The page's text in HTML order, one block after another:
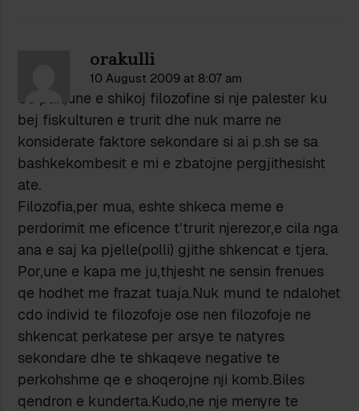
orakulli
10 August 2009 at 8:07 am
Se pari,une e shikoj filozofine si nje palester ku
bej fiskulturen e trurit dhe nuk marre ne
konsiderate faktore sekondare si ai p.sh se sa
bashkekombesit e mi e zbatojne pergjithesisht
ate.
Filozofia,per mua, eshte shkeca meme e
perdorimit me eficence t’trurit njerezor,e cila nga
ana e saj ka pjelle(polli) gjithe shkencat e tjera.
Por,une e kapa me ju,thjesht ne sensin frenues
qe hodhet me frazat tuaja.Nuk mund te ndalohet
cdo individ te filozofoje ose nen filozofoje ne
shkencat perkatese per arsye te natyres
sekondare dhe te shkaqeve negative te
perkohshme qe e shoqerojne nji komb.Biles
qendron e kunderta.Kudo,ne nje menyre te